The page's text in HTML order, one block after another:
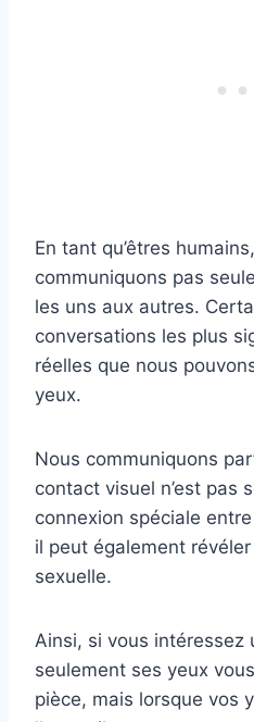
En tant qu’êtres
communiquons pas
les uns aux autres.
conversations les plus
réelles que nous
yeux.
Nous communiquons
contact visuel n’est pas
connexion spéciale
il peut également
sexuelle.
Ainsi, si vous intéressez
seulement ses yeux
pièce, mais lorsque vos